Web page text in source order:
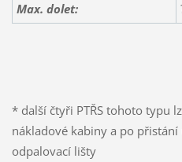
Max. dolet:
* další čtyři PTŘS tohoto typu
nákladové kabiny a po
odpalovací lišty